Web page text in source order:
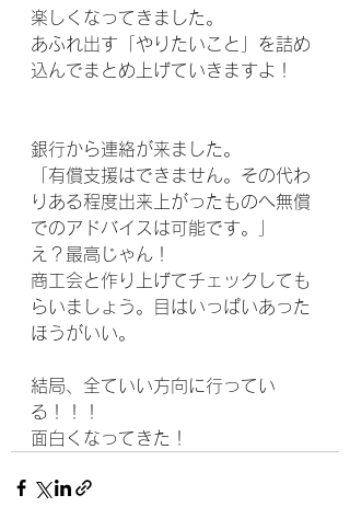
楽しくなってきました。
あふれ出す「やりたいこと」を詰め
込んでまとめ上げていきますよ！
銀行から連絡が来ました。
「有償支援はできません。その代わ
りある程度出来上がったものへ無償
でのアドバイスは可能です。」
え？最高じゃん！
商工会と作り上げてチェックしても
らいましょう。目はいっぱいあった
ほうがいい。
結局、全ていい方向に行ってい
る！！！
面白くなってきた！